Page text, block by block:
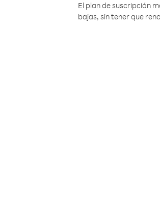
El plan de suscripción
bajas, sin tener que